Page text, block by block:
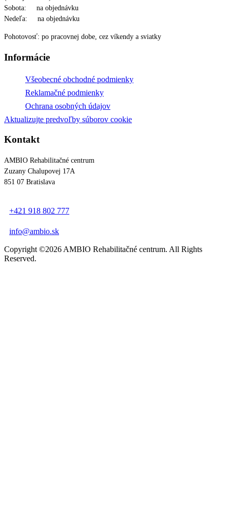
Sobota: na objednávku
Nedeľa: na objednávku
Pohotovosť: po pracovnej dobe, cez víkendy a sviatky
Informácie
Všeobecné obchodné podmienky
Reklamačné podmienky
Ochrana osobných údajov
Aktualizujte predvoľby súborov cookie
Kontakt
AMBIO Rehabilitačné centrum
Zuzany Chalupovej 17A
851 07 Bratislava
+421 918 802 777
info@ambio.sk
Copyright ©2026 AMBIO Rehabilitačné centrum. All Rights
Reserved.